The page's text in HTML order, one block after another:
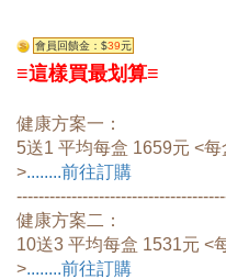
會員回饋金：$39元
≡這樣買最划算≡
健康方案一：
5送1 平均每盒 1659元 <
>........前往訂購
健康方案二：
10送3 平均每盒 1531元 <
>........前往訂購